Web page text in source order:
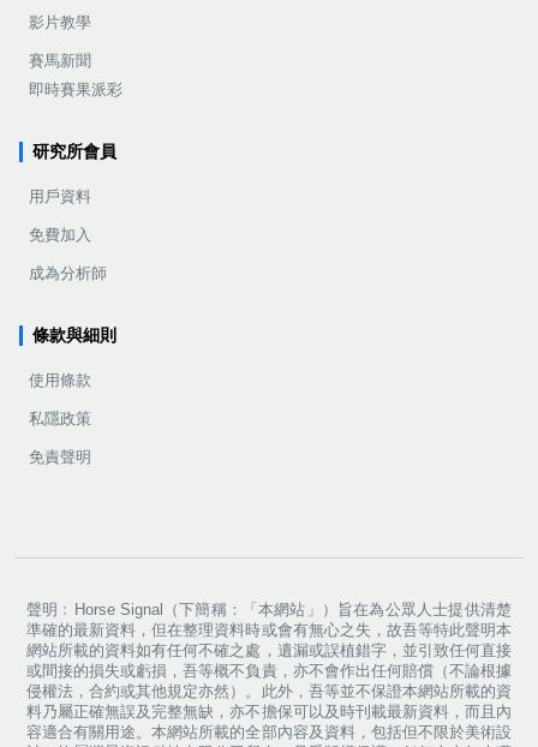
影片教學
賽馬新聞
即時賽果派彩
研究所會員
用戶資料
免費加入
成為分析師
條款與細則
使用條款
私隱政策
免責聲明
聲明﹕Horse Signal（下簡稱：「本網站」）旨在為公眾人士提供清楚
準確的最新資料，但在整理資料時或會有無心之失，故吾等特此聲明本
網站所載的資料如有任何不確之處，遺漏或誤植錯字，並引致任何直接
或間接的損失或虧損，吾等概不負責，亦不會作出任何賠償（不論根據
侵權法，合約或其他規定亦然）。此外，吾等並不保證本網站所載的資
料乃屬正確無誤及完整無缺，亦不擔保可以及時刊載最新資料，而且內
容適合有關用途。本網站所載的全部內容及資料，包括但不限於美術設